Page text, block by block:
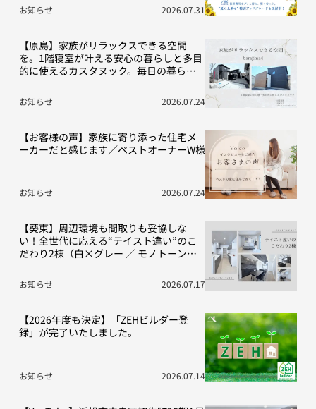
お知らせ 2026.07.31
【原島】家族がリラックスできる空間
を。1階寝室が叶える安心の暮らしと多目
的に使えるカスタヌック。毎日の暮らし
お知らせ 2026.07.24
【お客様の声】家族に寄り添った住宅メ
ーカーだと感じます／ベストオーナーW様
お知らせ 2026.07.24
【葵東】周辺環境も間取りも妥協しな
い！全世代に応える“テイスト違い”のこ
だわり2棟（白×グレー ／ モノトーン空
お知らせ 2026.07.17
【2026年度も決定】「ZEHビルダー登
録」が完了いたしました。
お知らせ 2026.07.14